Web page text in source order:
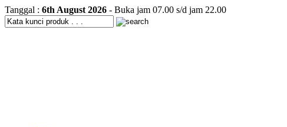
Tanggal : 6th August 2026 - Buka jam 07.00 s/d jam 22.00